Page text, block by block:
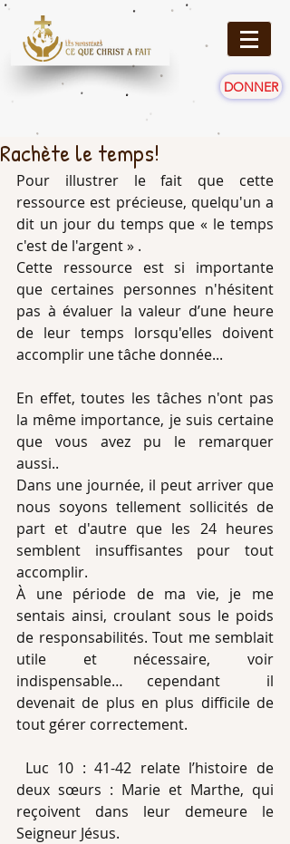
DONNER
Rachète le temps!
Pour illustrer le fait que cette
ressource est précieuse, quelqu'un a
dit un jour du temps que « le temps
c'est de l'argent » .
Cette ressource est si importante
que certaines personnes n'hésitent
pas à évaluer la valeur d’une heure
de leur temps lorsqu'elles doivent
accomplir une tâche donnée...
En effet, toutes les tâches n'ont pas
la même importance, je suis certaine
que vous avez pu le remarquer
aussi..
Dans une journée, il peut arriver que
nous soyons tellement sollicités de
part et d'autre que les 24 heures
semblent insuffisantes pour tout
accomplir.
À une période de ma vie, je me
sentais ainsi, croulant sous le poids
de responsabilités. Tout me semblait
utile et nécessaire, voir
indispensable… cependant  il
devenait de plus en plus difficile de
tout gérer correctement.
deux sœurs : Marie et Marthe, qui
reçoivent dans leur demeure le
Seigneur Jésus.